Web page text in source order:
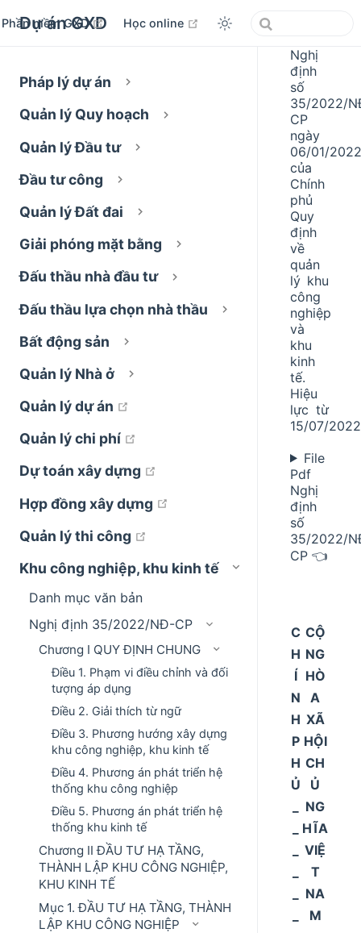
Dự án GXD
Phần mềm GXD open in new window
Học online open in new window
Pháp lý dự án
Quản lý Quy hoạch
Quản lý Đầu tư
Đầu tư công
Quản lý Đất đai
Giải phóng mặt bằng
Đấu thầu nhà đầu tư
Đấu thầu lựa chọn nhà thầu
Bất động sản
Quản lý Nhà ở
Quản lý dự án
Quản lý chi phí
Dự toán xây dựng
open in new window
Hợp đồng xây dựng
open in new window
Quản lý thi công
Khu công nghiệp, khu kinh tế
Danh mục văn bản
Nghị định 35/2022/NĐ-CP
Chương I QUY ĐỊNH CHUNG
Điều 1. Phạm vi điều chỉnh và đối
tượng áp dụng
Điều 2. Giải thích từ ngữ
Điều 3. Phương hướng xây dựng
khu công nghiệp, khu kinh tế
Điều 4. Phương án phát triển hệ
thống khu công nghiệp
Điều 5. Phương án phát triển hệ
thống khu kinh tế
Chương II ĐẦU TƯ HẠ TẦNG,
THÀNH LẬP KHU CÔNG NGHIỆP,
KHU KINH TẾ
Mục 1. ĐẦU TƯ HẠ TẦNG, THÀNH
LẬP KHU CÔNG NGHIỆP
Nghị
định
số
35/2022/
CP
ngày
06/01/2022
của
Chính
phủ
Quy
định
về
quản
lý khu
công
nghiệp
và
khu
kinh
tế.
Hiệu
lực từ
15/07/2022
File
Pdf
Nghị
định
số
35/2022/
CP 👈
C
H
Í
N
H
P
H
Ủ
CỘ
NG
HÒ
A
XÃ
HỘI
CH
Ủ
NG
HĨA
VIỆ
T
NA
M